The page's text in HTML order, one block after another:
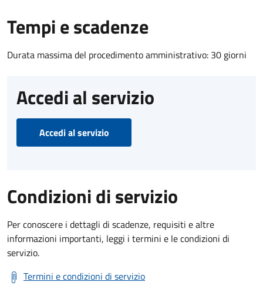
Tempi e scadenze
Durata massima del procedimento amministrativo: 30 giorni
Accedi al servizio
Accedi al servizio
Condizioni di servizio
Per conoscere i dettagli di scadenze, requisiti e altre
informazioni importanti, leggi i termini e le condizioni di
servizio.
Termini e condizioni di servizio